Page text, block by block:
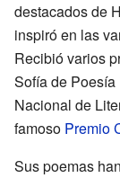
destacados de
inspiró en las
Recibió varios
Sofía de
Nacional de
famoso Premio
Sus poemas